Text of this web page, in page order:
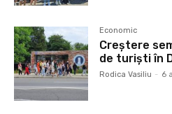
Economic
Creștere
de turiști în
Rodica Vasiliu - 6